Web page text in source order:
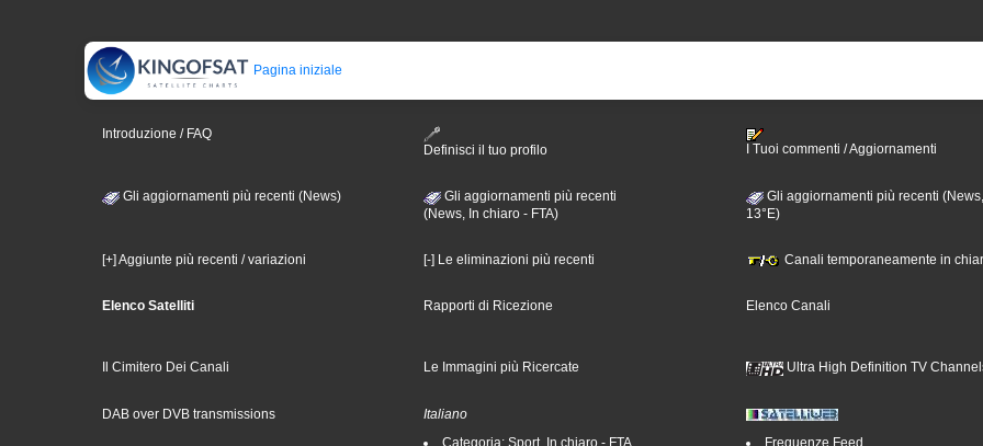
Pagina iniziale
Introduzione / FAQ
Definisci il tuo profilo
I Tuoi commenti / Aggiornamenti
Gli aggiornamenti più recenti (News)
Gli aggiornamenti più recenti
(News, In chiaro - FTA)
Gli aggiornamenti più recenti
13°E)
[+] Aggiunte più recenti / variazioni [-] Le eliminazioni più recenti Canali temporaneamente in
Elenco Satelliti Rapporti di Ricezione Elenco Canali
Il Cimitero Dei Canali Le Immagini più Ricercate Ultra High Definition TV
DAB over DVB transmissions
Italiano
Categoria: Sport, In chiaro - FTA
Frequenze Feed